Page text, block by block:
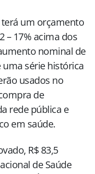
terá um orçamento
– 17% acima dos
nominal de
uma série histórica
usados no
de
rede pública e
em saúde.
R$ 83,5
de Saúde